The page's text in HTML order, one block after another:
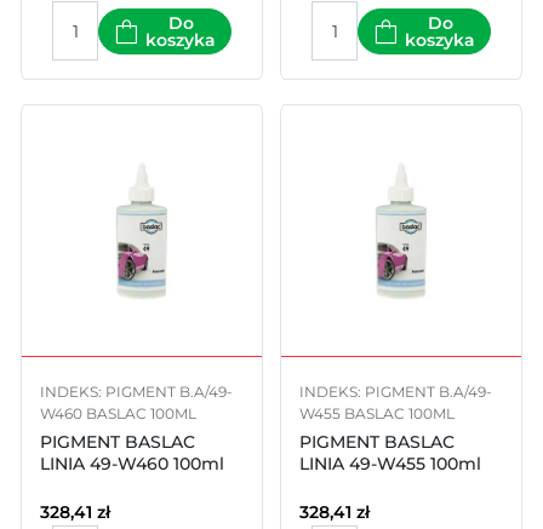
Do
koszyka
Do
koszyka
INDEKS: PIGMENT B.A/49-
W460 BASLAC 100ML
PIGMENT BASLAC
LINIA 49-W460 100ml
328,41 zł
INDEKS: PIGMENT B.A/49-
W455 BASLAC 100ML
PIGMENT BASLAC
LINIA 49-W455 100ml
328,41 zł